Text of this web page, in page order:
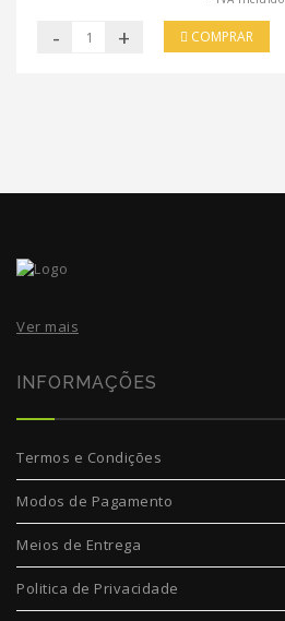
- + COMPRAR
Ver mais
INFORMAÇÕES
Termos e Condições
Modos de Pagamento
Meios de Entrega
Politica de Privacidade